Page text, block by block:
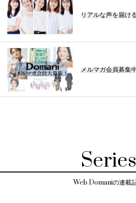
リアルな声を届け
メルマガ会員募集
Series
Web Domaniの連載